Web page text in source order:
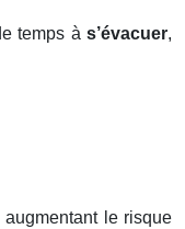
temps às’évacuer,
augmentant le risque